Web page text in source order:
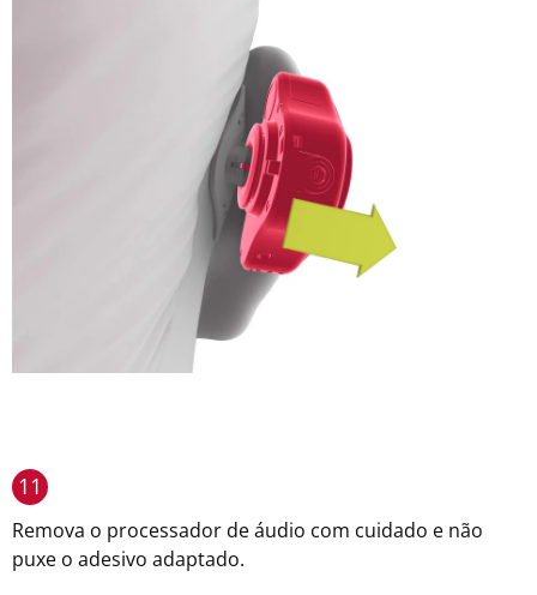
11
Remova o processador de áudio com cuidado e não
puxe o adesivo adaptado.